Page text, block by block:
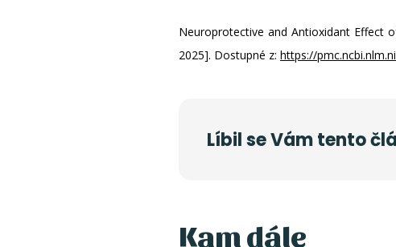
Neuroprotective and Antioxidant Effect
2025]. Dostupné z: https://
Líbil se Vám tento
Kam dále